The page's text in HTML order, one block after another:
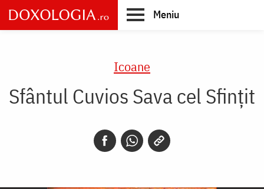
Skip
to
main
Meniu
Icoane
Sfântul Cuvios Sava cel Sfințit